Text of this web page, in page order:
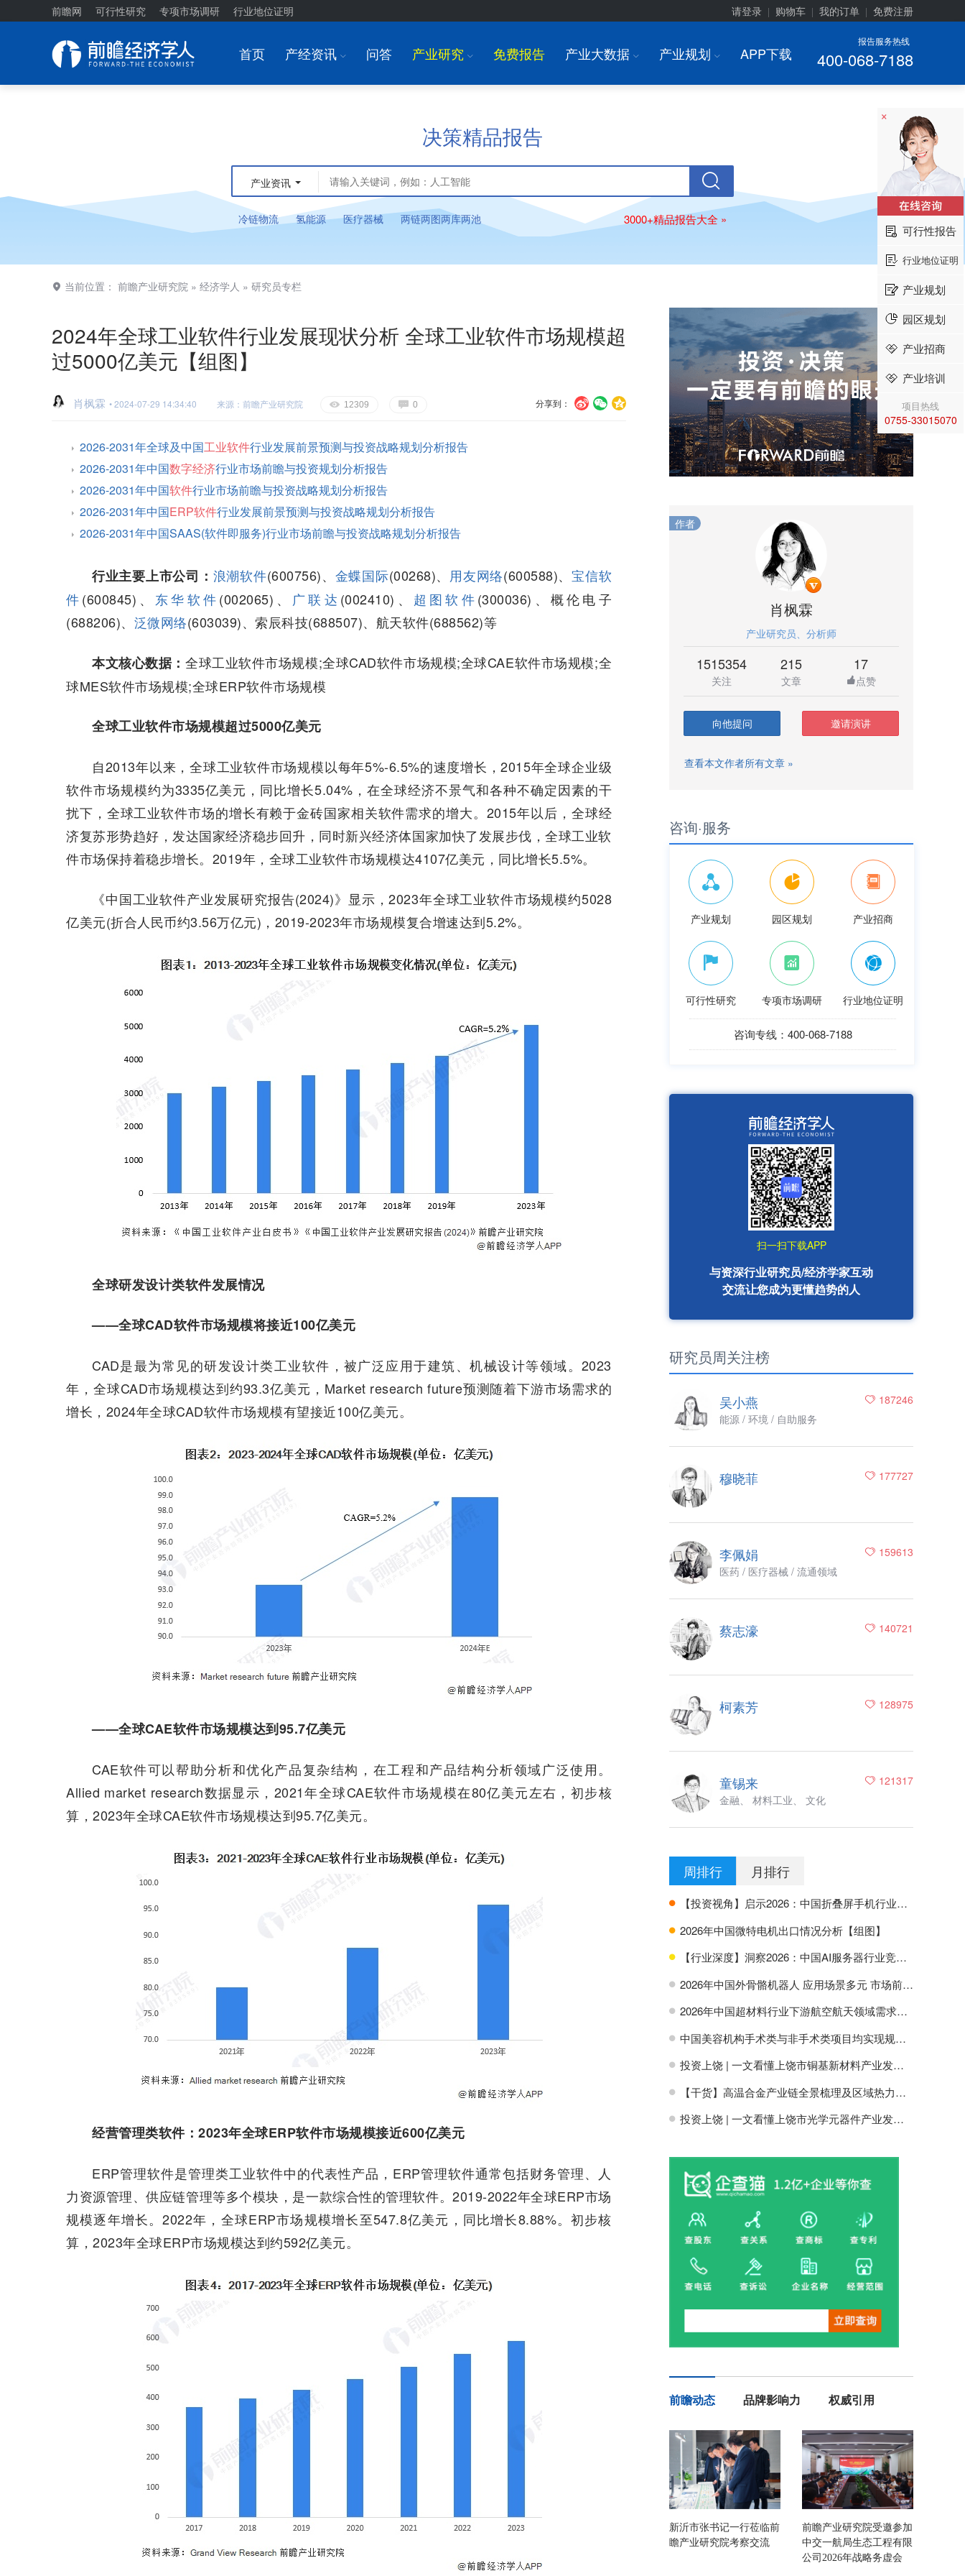
前瞻网 可行性研究 专项市场调研 行业地位证明 请登录 购物车 我的订单 免费注册
报告服务热线
400-068-7188
首页 产经资讯 I 问答 产业研究 I 免费报告 产业大数据 I 产业规划 I APP下载
决策精品报告
产业资讯
冷链物流 氢能源 医疗器械 两链两图两库两池 3000+精品报告大全 »
当前位置： 前瞻产业研究院 » 经济学人 » 研究员专栏
2024年全球工业软件行业发展现状分析 全球工业软件市场规模超
过5000亿美元【组图】
U V c
分享到：
肖枫霖 • 2024-07-29 14:34:40 来源：前瞻产业研究院 E 12309 G 0
2026-2031年全球及中国工业软件行业发展前景预测与投资战略规划分析报告
2026-2031年中国数字经济行业市场前瞻与投资规划分析报告
2026-2031年中国软件行业市场前瞻与投资战略规划分析报告
2026-2031年中国ERP软件行业发展前景预测与投资战略规划分析报告
2026-2031年中国SAAS(软件即服务)行业市场前瞻与投资战略规划分析报告
行业主要上市公司： 浪潮软件(600756)、 金蝶国际(00268)、 用友网络(600588)、 宝信软
件(600845)、 东华软件(002065)、 广联达 (002410)、 超图软件(300036)、概伦电子
(688206)、 泛微网络(603039)、索辰科技(688507)、航天软件(688562)等
本文核心数据： 全球工业软件市场规模;全球CAD软件市场规模;全球CAE软件市场规模;全
球MES软件市场规模;全球ERP软件市场规模
全球工业软件市场规模超过5000亿美元
自2013年以来，全球工业软件市场规模以每年5%-6.5%的速度增长，2015年全球企业级
软件市场规模约为3335亿美元，同比增长5.04%，在全球经济不景气和各种不确定因素的干
扰下，全球工业软件市场的增长有赖于金砖国家相关软件需求的增大。2015年以后，全球经
济复苏形势趋好，发达国家经济稳步回升，同时新兴经济体国家加快了发展步伐，全球工业软
件市场保持着稳步增长。2019年，全球工业软件市场规模达4107亿美元，同比增长5.5%。
《中国工业软件产业发展研究报告(2024)》显示，2023年全球工业软件市场规模约5028
亿美元(折合人民币约3.56万亿元)，2019-2023年市场规模复合增速达到5.2%。
全球研发设计类软件发展情况
——全球CAD软件市场规模将接近100亿美元
CAD是最为常见的研发设计类工业软件，被广泛应用于建筑、机械设计等领域。2023
年，全球CAD市场规模达到约93.3亿美元，Market research future预测随着下游市场需求的
增长，2024年全球CAD软件市场规模有望接近100亿美元。
——全球CAE软件市场规模达到95.7亿美元
CAE软件可以帮助分析和优化产品复杂结构，在工程和产品结构分析领域广泛使用。
Allied market research数据显示，2021年全球CAE软件市场规模在80亿美元左右，初步核
算，2023年全球CAE软件市场规模达到95.7亿美元。
经营管理类软件：2023年全球ERP软件市场规模接近600亿美元
ERP管理软件是管理类工业软件中的代表性产品，ERP管理软件通常包括财务管理、人
力资源管理、供应链管理等多个模块，是一款综合性的管理软件。2019-2022年全球ERP市场
规模逐年增长。2022年，全球ERP市场规模增长至547.8亿美元，同比增长8.88%。初步核
算，2023年全球ERP市场规模达到约592亿美元。
作者
肖枫霖
产业研究员、分析师
1515354
关注
215
文章
17
点赞
向他提问 邀请演讲
查看本文作者所有文章 »
咨询·服务
产业规划 园区规划 产业招商
可行性研究 专项市场调研 行业地位证明
咨询专线：400-068-7188
扫一扫下载APP
与资深行业研究员/经济学家互动
交流让您成为更懂趋势的人
研究员周关注榜
187246
吴小燕
能源 / 环境 / 自助服务
177727
穆晓菲
159613
李佩娟
医药 / 医疗器械 / 流通领域
140721
蔡志濠
128975
柯素芳
121317
童锡来
金融、 材料工业、 文化
周排行 月排行
H 【投资视角】启示2026：中国折叠屏手机行业投融资及兼并重组分析
H 2026年中国微特电机出口情况分析【组图】
H 【行业深度】洞察2026：中国AI服务器行业竞争格局及市场份额
H 2026年中国外骨骼机器人 应用场景多元 市场前景广阔【组图】
H 2026年中国超材料行业下游航空航天领域需求分析【组图】
H 中国美容机构手术类与非手术类项目均实现规模增长【组图】
H 投资上饶 | 一文看懂上饶市铜基新材料产业发展现状与投资机会前瞻
H 【干货】高温合金产业链全景梳理及区域热力地图
H 投资上饶 | 一文看懂上饶市光学元器件产业发展现状与投资机会前瞻
前瞻动态 品牌影响力 权威引用
新沂市张书记一行莅临前
瞻产业研究院考察交流
前瞻产业研究院受邀参加
中交一航局生态工程有限
公司2026年战略务虚会
×
可行性报告
行业地位证明
产业规划
园区规划
产业招商
产业培训
项目热线
0755-33015070